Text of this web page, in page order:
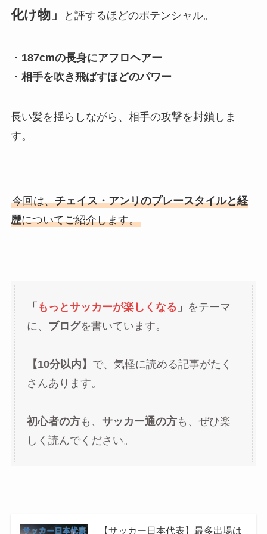
化け物」 と評するほどのポテンシャル。
・ 187cmの長身にアフロヘアー
・ 相手を吹き飛ばすほどのパワー
長い髪を揺らしながら、相手の攻撃を封鎖しま
す。
今回は、チェイス・アンリのプレースタイルと経
歴についてご紹介します。
「 もっとサッカーが楽しくなる 」 をテーマ
に、 ブログを書いています。
【10分以内】 で、気軽に読める記事がたく
さんあります。
初心者の方も、 サッカー通の方も、ぜひ楽
しく読んでください。
【サッカー日本代表】最多出場は